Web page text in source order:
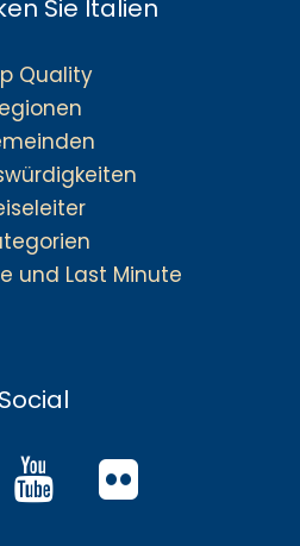
Sie Italien
Quality
und Last Minute
Social